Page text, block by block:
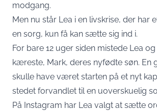
modgang.
Men nu står Lea i en livskrise, der har
en sorg, kun få kan sætte sig ind i.
For bare 12 uger siden mistede Lea
kæreste, Mark, deres nyfødte søn. En
skulle have været starten på et nyt
stedet forvandlet til en uoverskuelig
På Instagram har Lea valgt at sætte